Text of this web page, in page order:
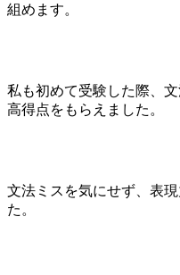
組めます。
私も初めて受験した際、
高得点をもらえました。
文法ミスを気にせず、表
た。